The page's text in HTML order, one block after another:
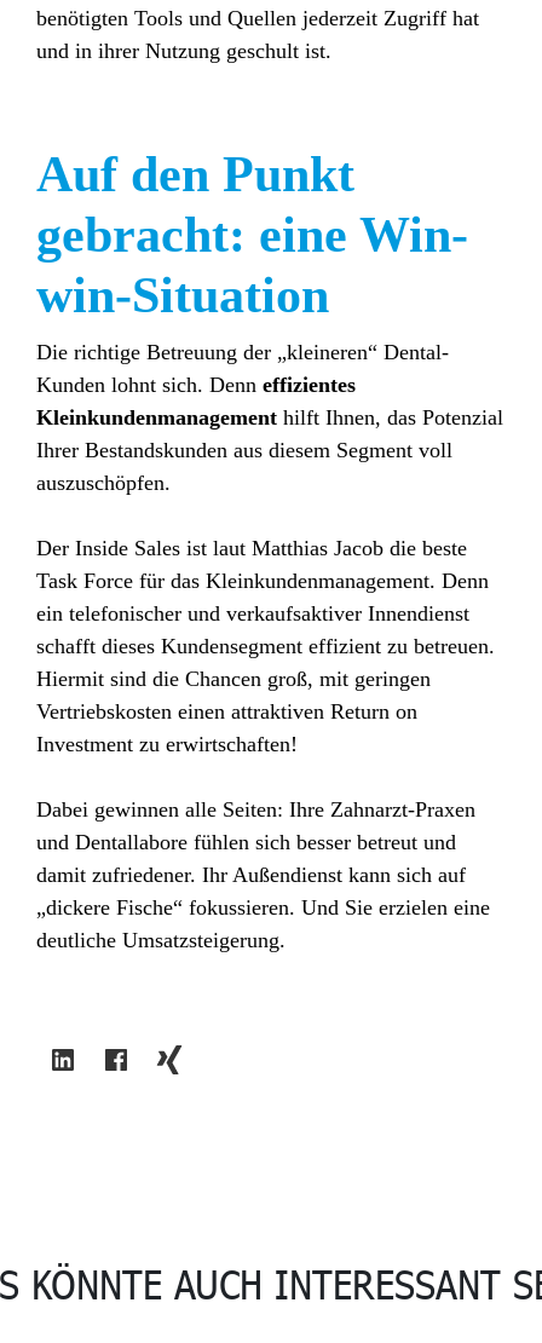
benötigten Tools und Quellen jederzeit Zugriff hat
und in ihrer Nutzung geschult ist.
Auf den Punkt
gebracht: eine Win-
win-Situation
Die richtige Betreuung der „kleineren“ Dental-
Kunden lohnt sich. Denn effizientes
Kleinkundenmanagement hilft Ihnen, das Potenzial
Ihrer Bestandskunden aus diesem Segment voll
auszuschöpfen.
Der Inside Sales ist laut Matthias Jacob die beste
Task Force für das Kleinkundenmanagement. Denn
ein telefonischer und verkaufsaktiver Innendienst
schafft dieses Kundensegment effizient zu betreuen.
Hiermit sind die Chancen groß, mit geringen
Vertriebskosten einen attraktiven Return on
Investment zu erwirtschaften!
Dabei gewinnen alle Seiten: Ihre Zahnarzt-Praxen
und Dentallabore fühlen sich besser betreut und
damit zufriedener. Ihr Außendienst kann sich auf
„dickere Fische“ fokussieren. Und Sie erzielen eine
deutliche Umsatzsteigerung.
KÖNNTE AUCH INTERESSANT